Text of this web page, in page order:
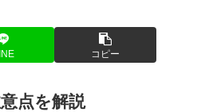
コピー
点を解説